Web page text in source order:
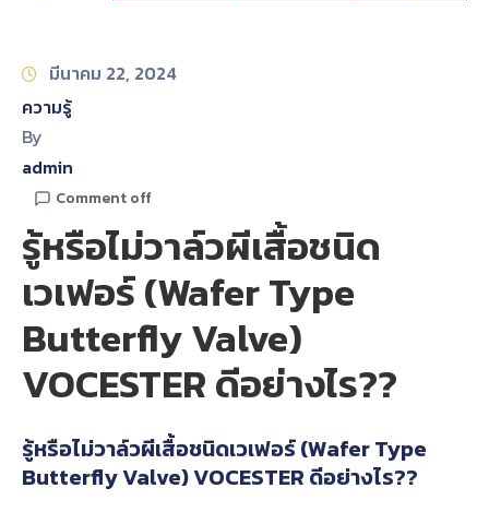
มีนาคม 22, 2024
ความรู้
By
admin
Comment off
รู้หรือไม่วาล์วผีเสื้อชนิด
เวเฟอร์ (Wafer Type
Butterfly Valve)
VOCESTER ดีอย่างไร??
รู้หรือไม่วาล์วผีเสื้อชนิดเวเฟอร์ (Wafer Type
Butterfly Valve) VOCESTER ดีอย่างไร??